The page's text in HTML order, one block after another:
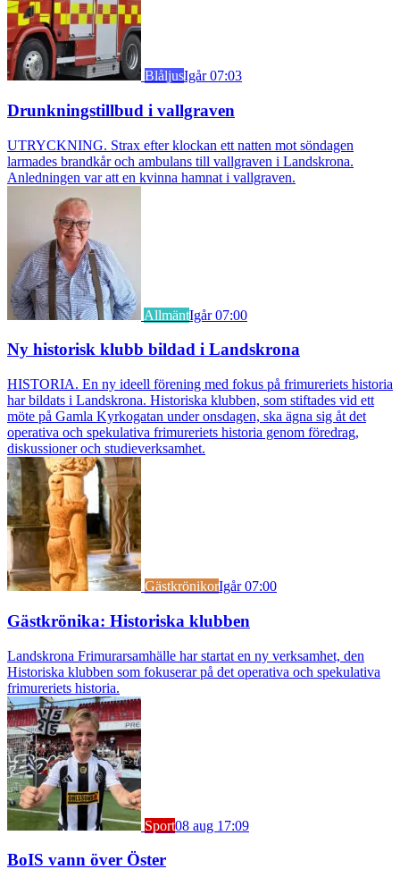
BlåljusIgår 07:03
Drunkningstillbud i vallgraven
UTRYCKNING. Strax efter klockan ett natten mot söndagen
larmades brandkår och ambulans till vallgraven i Landskrona.
Anledningen var att en kvinna hamnat i vallgraven.
AllmäntIgår 07:00
Ny historisk klubb bildad i Landskrona
HISTORIA. En ny ideell förening med fokus på frimureriets historia
har bildats i Landskrona. Historiska klubben, som stiftades vid ett
möte på Gamla Kyrkogatan under onsdagen, ska ägna sig åt det
operativa och spekulativa frimureriets historia genom föredrag,
diskussioner och studieverksamhet.
GästkrönikorIgår 07:00
Gästkrönika: Historiska klubben
Landskrona Frimurarsamhälle har startat en ny verksamhet, den
Historiska klubben som fokuserar på det operativa och spekulativa
frimureriets historia.
Sport08 aug 17:09
BoIS vann över Öster